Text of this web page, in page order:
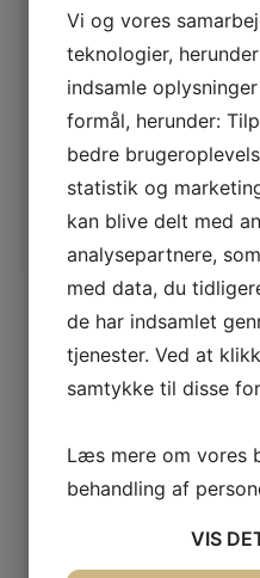
und
1.449,00
LÆS MERE
Vi og vores
teknologier,
indsamle
formål, herunder:
bedre
statistik og
kan blive delt med
analysepartnere,
med data, du
de har indsamlet
tjenester. Ved at
samtykke til disse
Læs mere om vores
behandling af
VIS